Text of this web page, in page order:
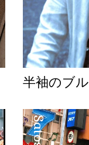
半袖のブ